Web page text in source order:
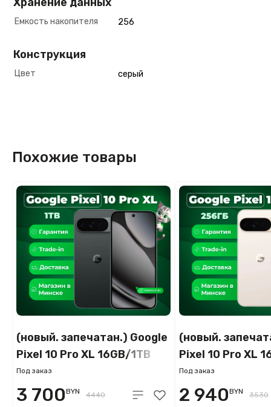
Емкость накопителя 256
Конструкция
Цвет серый
Похожие товары
(новый. запечатан.) Google
Pixel 10 Pro XL 16GB/1TB
(обсидиан)
Под заказ
3 700BYN 4440
(новый.
Pixel 10 Pro XL
(фарфор)
Под заказ
2 940BYN 3530